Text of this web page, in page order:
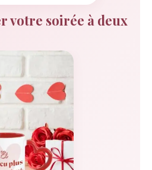
votre soirée à deux